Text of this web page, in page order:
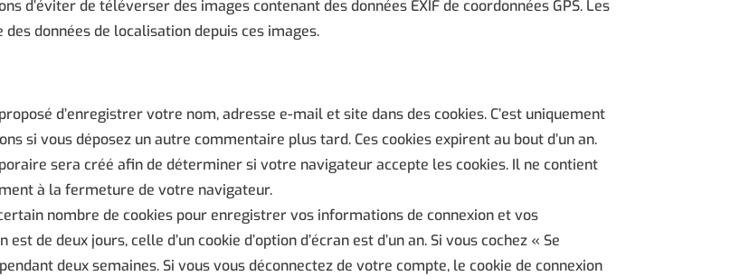
d’éviter de téléverser des images contenant des données EXIF de coordonnées GPS. Les
données de localisation depuis ces images.
d’enregistrer votre nom, adresse e-mail et site dans des cookies. C’est uniquement
si vous déposez un autre commentaire plus tard. Ces cookies expirent au bout d’un an.
sera créé afin de déterminer si votre navigateur accepte les cookies. Il ne contient
à la fermeture de votre navigateur.
nombre de cookies pour enregistrer vos informations de connexion et vos
de deux jours, celle d’un cookie d’option d’écran est d’un an. Si vous cochez « Se
deux semaines. Si vous vous déconnectez de votre compte, le cookie de connexion